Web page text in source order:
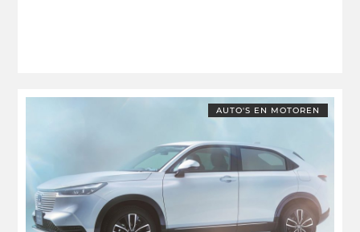
AUTO'S EN MOTOREN